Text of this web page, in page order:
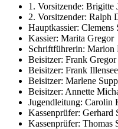
1. Vorsitzende: Brigitte
2. Vorsitzender: Ralph
Hauptkassier: Clemens
Kassier: Marita Gregor
Schriftführerin:
Beisitzer: Frank Gregor
Beisitzer: Frank
Beisitzer: Marlene
Beisitzer: Annette
Jugendleitung: Carolin
Kassenprüfer: Gerhard
Kassenprüfer: Thomas